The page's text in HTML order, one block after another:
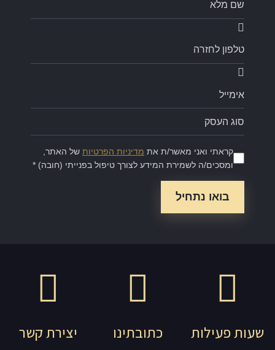
קראתי ואני מאשר/ת אתמדיניות הפרטיותשל האתר,
ומסכים/ה לשמירת המידע לצורך טיפול בפנייתי (חובה) *
שעות פעילות כתובתינו יצירת קשר